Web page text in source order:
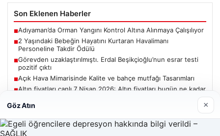
Son Eklenen Haberler
■Adıyaman’da Orman Yangını Kontrol Altına Alınmaya Çalışılıyor
■2 Yaşındaki Bebeğin Hayatını Kurtaran Havalimanı
Personeline Takdir Ödülü
■Görevden uzaklaştırılmıştı. Erdal Beşikçioğlu’nun esrar testi
pozitif çıktı
■Açık Hava Mimarisinde Kalite ve bahçe mutfağı Tasarımları
■Altın fiyatları canlı 7 Nisan 2026: Altın fiyatları bugün ne kadar
Güncel
Göz Atın ×